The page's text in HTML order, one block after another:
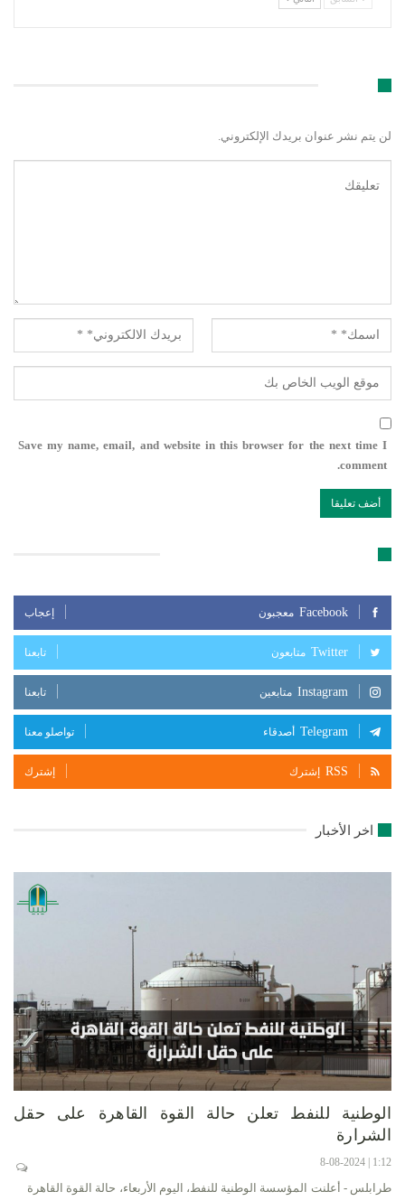
لن يتم نشر عنوان بريدك الإلكتروني.
Save my name, email, and website in this browser for the next time I
comment.
Facebook معجبون إعجاب
Twitter متابعون تابعنا
Instagram متابعين تابعنا
Telegram أصدقاء تواصلو معنا
RSS إشترك إشترك
اخر الأخبار
الوطنية للنفط تعلن حالة القوة القاهرة على حقل
الشرارة
1:12 | 8-08-2024
طرابلس - أعلنت المؤسسة الوطنية للنفط، اليوم الأربعاء، حالة القوة القاهرة